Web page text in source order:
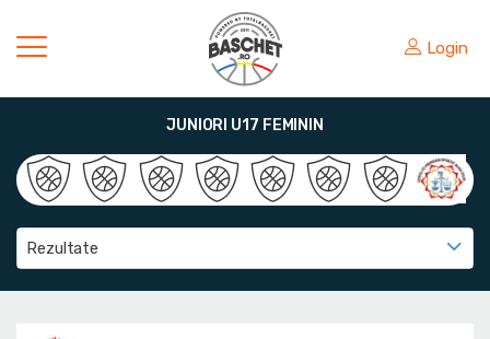
Login
JUNIORI U17 FEMININ
Rezultate